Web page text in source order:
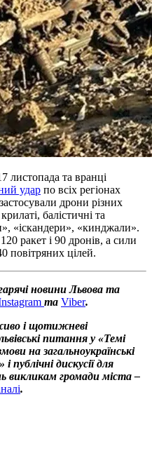
листопада та вранці
удар по всіх регіонах
дрони різних
балістичні та
«іскандери», «кинджали».
ракет і 90 дронів, а сили
цілей.
новини Львова та
та Viber.
і щотижневі
питання у «Темі
на загальноукраїнські
дискусії для
викликам громади міста –
.